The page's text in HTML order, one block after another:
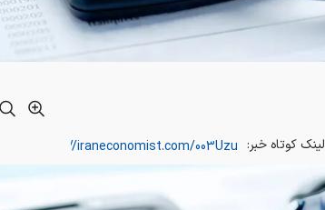
لینک کوتاه خبر: